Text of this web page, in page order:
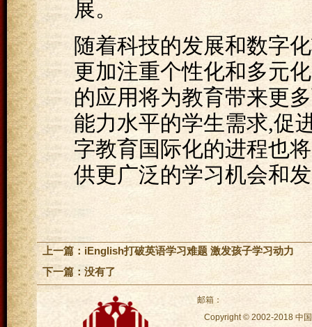
展。
随着科技的发展和数字
更加注重个性化和多元
的应用将为教育带来更
能力水平的学生需求,促
字教育国际化的进程也
供更广泛的学习机会和
上一篇： iEnglish打破英语学习难题 激发孩子学习动力
下一篇：没有了
邮箱：
Copyright © 2002-2018 中